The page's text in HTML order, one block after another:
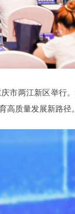
市两江新区举行
高质量发展新路径。